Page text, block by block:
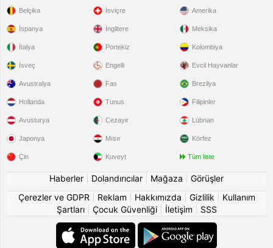
Belçika
İspanya
İtalya
İsveç
İsviçre
İngiltere
Portekiz
Engelli
Amerika
Meksika
Kolombiya
Evcil Hayvanlar
Avustralya
Hollanda
Avusturya
Japonya
Çin
Fas
Tunus
Cezayir
Mısır
Kuveyt
Brezilya
Filipinler
Lübnan
Körfez
Tüm liste
Haberler Dolandırıcılar Mağaza
Görüşler
Çerezler ve GDPR
Reklam Hakkımızda Gizlilik
Kullanım
Şartları| Çocuk Güvenliği| İletişim SSS